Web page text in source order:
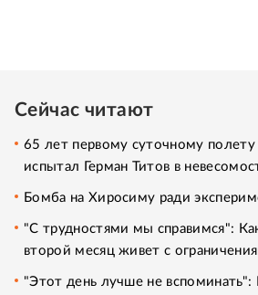
Сейчас читают
65 лет первому суточному
испытал Герман Титов в
Бомба на Хиросиму ради
"С трудностями мы справимся":
второй месяц живет с
"Этот день лучше не вспоминать":